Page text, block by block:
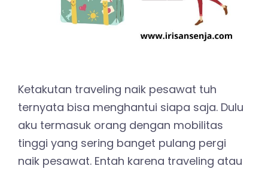
Ketakutan traveling naik pesawat tuh
ternyata bisa menghantui siapa saja. Dulu
aku termasuk orang dengan mobilitas
tinggi yang sering banget pulang pergi
naik pesawat. Entah karena traveling atau